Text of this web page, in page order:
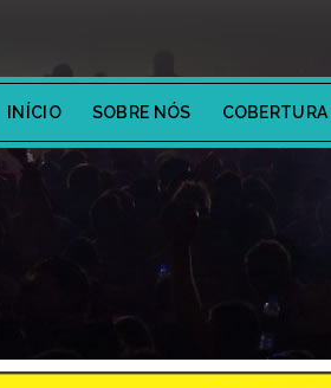
INÍCIO SOBRE NÓS